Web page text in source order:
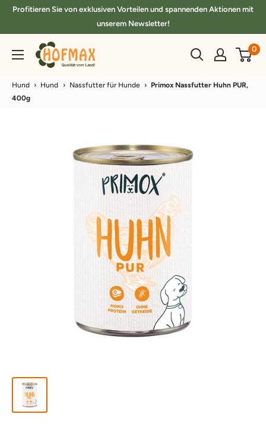
DirektProfitieren Sie von exklusiven Vorteilen und spannenden Aktionen mit
unserem Newsletter!
hofmax.de 0
Hund › Hund › Nassfutter für Hunde › Primox Nassfutter Huhn PUR,
400g